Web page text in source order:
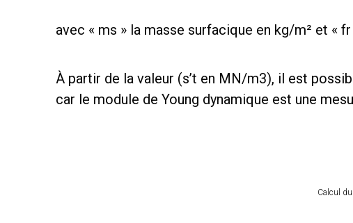
avec « ms » la masse surfacique en kg/m² et «
À partir de la valeur (s’t en MN/m3), il est
car le module de Young dynamique est une
Calcul